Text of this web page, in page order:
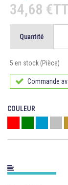
34,68
Quantité
5 en stock (Pièce)
Commande
COULEUR